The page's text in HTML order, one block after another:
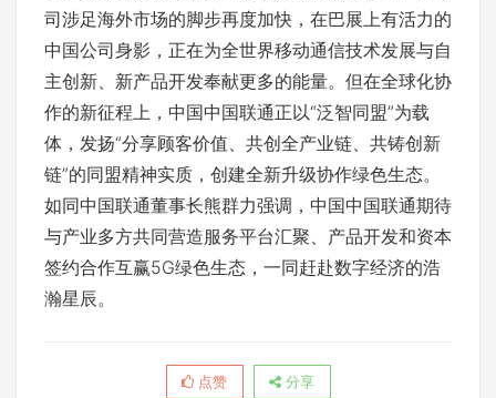
司涉足海外市场的脚步再度加快，在巴展上有活力的
中国公司身影，正在为全世界移动通信技术发展与自
主创新、新产品开发奉献更多的能量。但在全球化协
作的新征程上，中国中国联通正以“泛智同盟”为载
体，发扬“分享顾客价值、共创全产业链、共铸创新
链”的同盟精神实质，创建全新升级协作绿色生态。
如同中国联通董事长熊群力强调，中国中国联通期待
与产业多方共同营造服务平台汇聚、产品开发和资本
签约合作互赢5G绿色生态，一同赶赴数字经济的浩
瀚星辰。
点赞 分享